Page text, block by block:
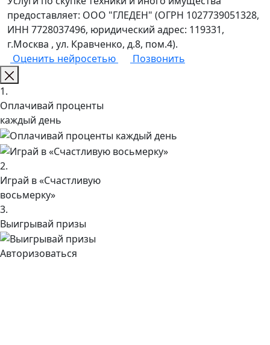
предоставляет: ООО "ГЛЕДЕН" (ОГРН 1027739051328,
ИНН 7728037496, юридический адрес: 119331,
г.Москва , ул. Кравченко, д.8, пом.4).
Оценить нейросетью
Позвонить
1.
Оплачивай проценты
каждый день
2.
Играй в «Счастливую
восьмерку»
3.
Выигрывай призы
Авторизоваться